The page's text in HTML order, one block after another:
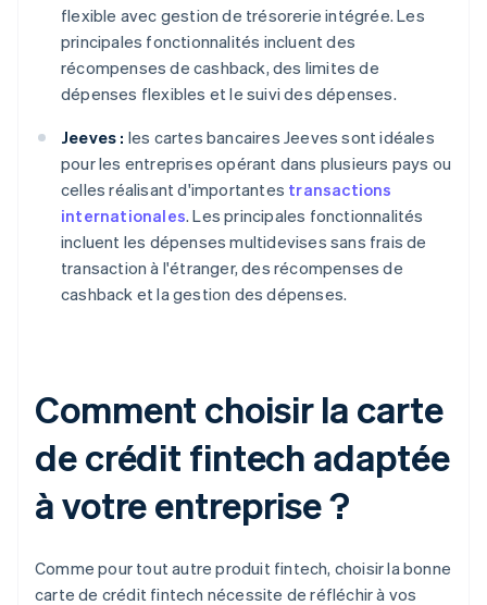
flexible avec gestion de trésorerie intégrée. Les
principales fonctionnalités incluent des
récompenses de cashback, des limites de
dépenses flexibles et le suivi des dépenses.
Jeeves : les cartes bancaires Jeeves sont idéales
pour les entreprises opérant dans plusieurs pays ou
celles réalisant d'importantes transactions
internationales. Les principales fonctionnalités
incluent les dépenses multidevises sans frais de
transaction à l'étranger, des récompenses de
cashback et la gestion des dépenses.
Comment choisir la carte
de crédit fintech adaptée
à votre entreprise ?
Comme pour tout autre produit fintech, choisir la bonne
carte de crédit fintech nécessite de réfléchir à vos